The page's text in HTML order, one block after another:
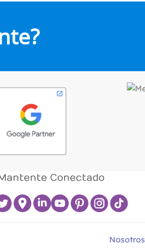
Conectado
Nosotros